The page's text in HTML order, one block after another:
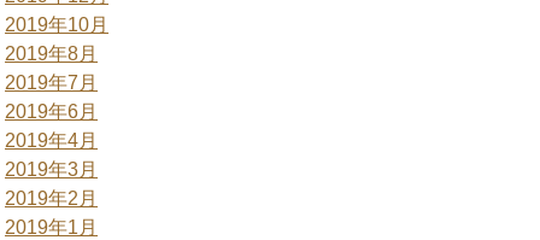
2019年10月
2019年8月
2019年7月
2019年6月
2019年4月
2019年3月
2019年2月
2019年1月